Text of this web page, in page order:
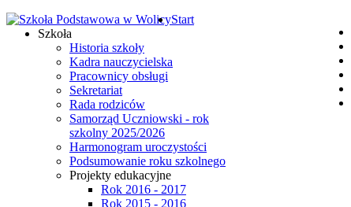
Start
Szkoła
Historia szkoły
Kadra nauczycielska
Pracownicy obsługi
Sekretariat
Rada rodziców
Samorząd Uczniowski - rok
szkolny 2025/2026
Harmonogram uroczystości
Podsumowanie roku szkolnego
Projekty edukacyjne
Rok 2016 - 2017
Rok 2015 - 2016